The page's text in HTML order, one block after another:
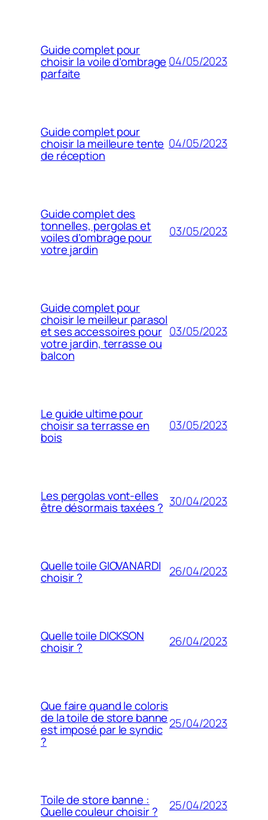
Guide complet pour
choisir la voile d’ombrage
parfaite
04/05/2023
Guide complet pour
choisir la meilleure tente
de réception
04/05/2023
Guide complet des
tonnelles, pergolas et
voiles d’ombrage pour
votre jardin
03/05/2023
Guide complet pour
choisir le meilleur parasol
et ses accessoires pour
votre jardin, terrasse ou
balcon
03/05/2023
Le guide ultime pour
choisir sa terrasse en
bois
03/05/2023
Les pergolas vont-elles
être désormais taxées ? 30/04/2023
Quelle toile GIOVANARDI
choisir ? 26/04/2023
Quelle toile DICKSON
choisir ? 26/04/2023
Que faire quand le coloris
de la toile de store banne
est imposé par le syndic
?
25/04/2023
Toile de store banne :
Quelle couleur choisir ? 25/04/2023